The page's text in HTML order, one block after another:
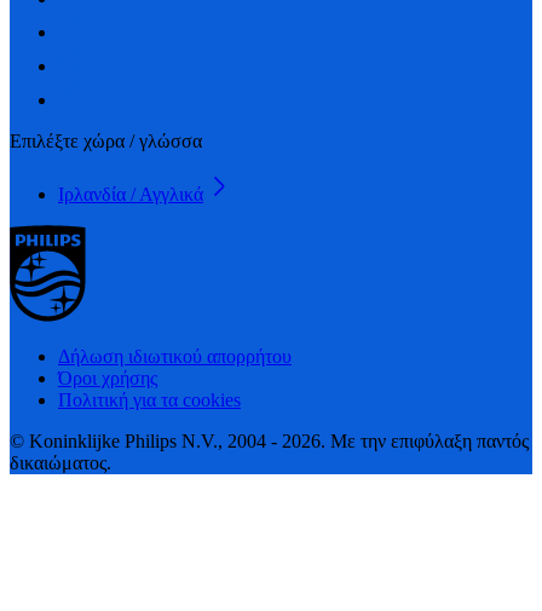
Επιλέξτε χώρα / γλώσσα
Ιρλανδία / Αγγλικά
Δήλωση ιδιωτικού απορρήτου
Όροι χρήσης
Πολιτική για τα cookies
© Koninklijke Philips N.V., 2004 - 2026. Με την επιφύλαξη παντός
δικαιώματος.